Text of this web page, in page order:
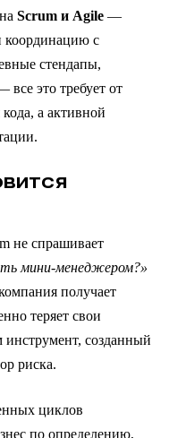
Scrum и Agile —
координацию с
стендапы,
все это требует от
а активной
не спрашивает
мини-менеджером?»
получает
теряет свои
инструмент, созданный
риска.
циклов
по определению,